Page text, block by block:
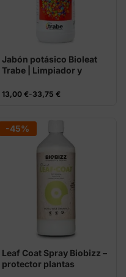
Jabón potásico Bioleat
Trabe | Limpiador y
13,00 €-33,75 €
Rango
13,00 €
hasta
33,75 €
-45%
Leaf Coat Spray Biobizz –
protector plantas